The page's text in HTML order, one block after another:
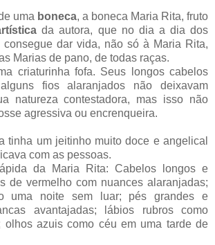
uma boneca, a boneca Maria Rita, fruto
da autora, que no dia a dia dos
consegue dar vida, não só à Maria Rita,
Marias de pano, de todas raças.
criaturinha fofa. Seus longos cabelos
fios alaranjados não deixavam
natureza contestadora, mas isso não
agressiva ou encrenqueira.
tinha um jeitinho muito doce e angelical
com as pessoas.
da Maria Rita: Cabelos longos e
de vermelho com nuances alaranjadas;
uma noite sem luar; pés grandes e
avantajadas; lábios rubros como
olhos azuis como céu em uma tarde de